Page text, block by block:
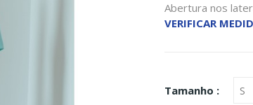
Abertura nos
VERIFICAR
Tamanho :